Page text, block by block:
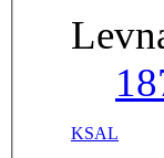
KSAL